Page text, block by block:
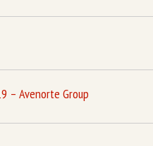
– Avenorte Group